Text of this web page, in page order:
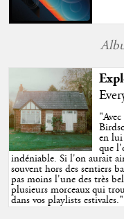
"
en lui
que
indéniable. Si l'on aurait
souvent hors des sentiers
pas moins l'une des très
plusieurs morceaux qui
dans vos playlists estivales."